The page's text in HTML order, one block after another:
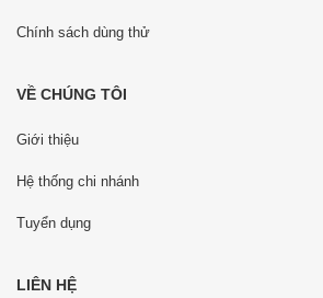
Chính sách dùng thử
VỀ CHÚNG TÔI
Giới thiệu
Hệ thống chi nhánh
Tuyển dụng
LIÊN HỆ